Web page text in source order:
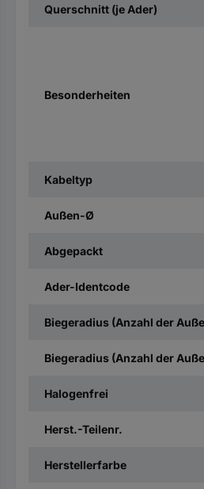
Querschnitt (je Ader)
Besonderheiten
Kabeltyp
Außen-Ø
Abgepackt
Ader-Identcode
Biegeradius (Anzahl der
Biegeradius (Anzahl der
Halogenfrei
Herst.-Teilenr.
Herstellerfarbe